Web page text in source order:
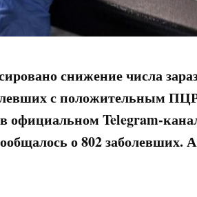
снижение числа
с положительным
официальном Telegram-
о 802 заболевших.